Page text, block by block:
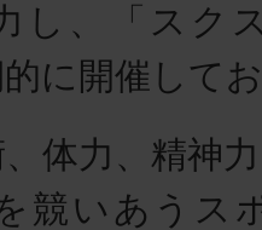
し、「スク
に開催して
体力、精神
競いあうス